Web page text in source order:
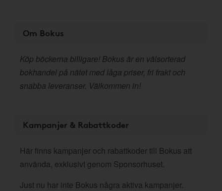
Om Bokus
Köp böckerna billigare! Bokus är en välsorterad
bokhandel på nätet med låga priser, fri frakt och
snabba leveranser. Välkommen in!
Kampanjer & Rabattkoder
Här finns kampanjer och rabattkoder till Bokus att
använda, exklusivt genom Sponsorhuset.
Just nu har inte Bokus några aktiva kampanjer.